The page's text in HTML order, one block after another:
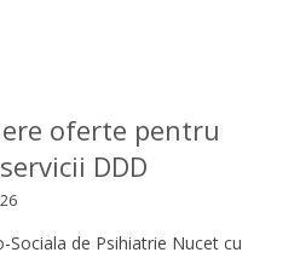
oferte pentru
DDD
de Psihiatrie Nucet cu